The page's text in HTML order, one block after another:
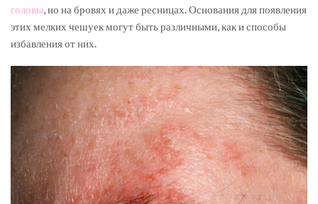
головы, но на бровях и даже ресницах. Основания для появления
этих мелких чешуек могут быть различными, как и способы
избавления от них.